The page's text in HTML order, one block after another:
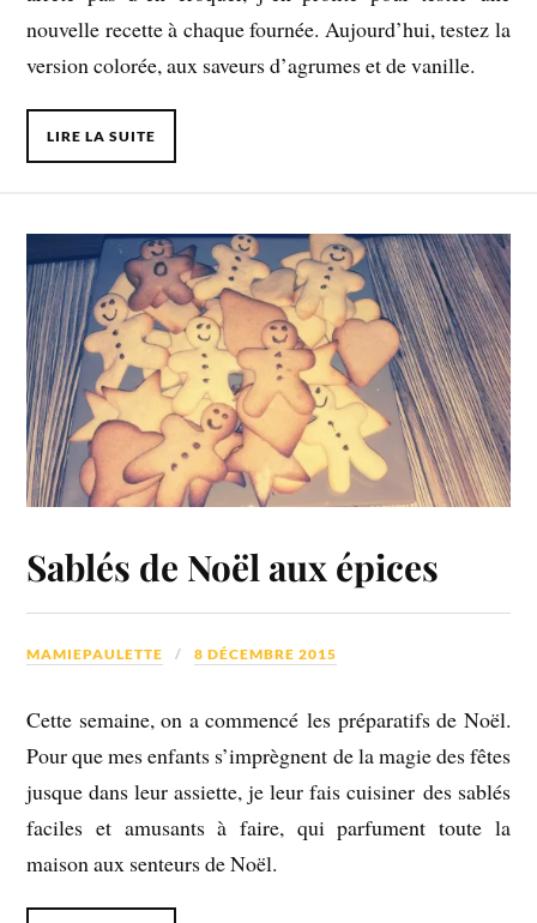
nouvelle recette à chaque fournée. Aujourd’hui, testez la
version colorée, aux saveurs d’agrumes et de vanille.
LIRE LA SUITE
Sablés de Noël aux épices
MAMIEPAULETTE 8 DÉCEMBRE 2015
Cette semaine, on a commencé les préparatifs de Noël.
Pour que mes enfants s’imprègnent de la magie des fêtes
jusque dans leur assiette, je leur fais cuisiner des sablés
faciles et amusants à faire, qui parfument toute la
maison aux senteurs de Noël.